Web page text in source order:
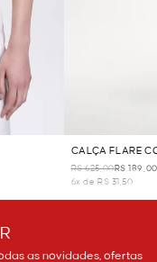
CALÇA FLARE
R$ 625,00R$ 189,00
6x de R$ 31,50
as novidades, ofertas